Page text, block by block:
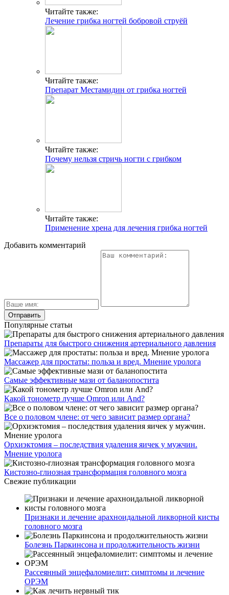
Читайте также:
Лечение грибка ногтей бобровой струёй
Читайте также:
Препарат Местамидин от грибка ногтей
Читайте также:
Почему нельзя стричь ногти с грибком
Читайте также:
Применение хрена для лечения грибка ногтей
Добавить комментарий
Популярные статьи
Препараты для быстрого снижения артериального давления
Массажер для простаты: польза и вред. Мнение уролога
Самые эффективные мази от баланопостита
Какой тонометр лучше Omron или And?
Все о половом члене: от чего зависит размер органа?
Орхиэктомия – последствия удаления яичек у мужчин.
Мнение уролога
Кистозно-глиозная трансформация головного мозга
Свежие публикации
Признаки и лечение арахноидальной ликворной кисты
головного мозга
Болезнь Паркинсона и продолжительность жизни
Рассеянный энцефаломиелит: симптомы и лечение
ОРЭМ